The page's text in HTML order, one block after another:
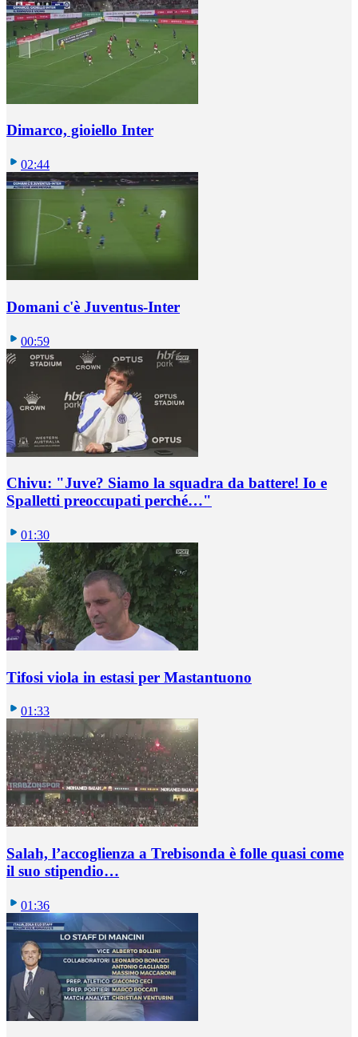
Dimarco, gioiello Inter
02:44
Domani c'è Juventus-Inter
00:59
Chivu: "Juve? Siamo la squadra da battere! Io e
Spalletti preoccupati perché…"
01:30
Tifosi viola in estasi per Mastantuono
01:33
Salah, l’accoglienza a Trebisonda è folle quasi come
il suo stipendio…
01:36